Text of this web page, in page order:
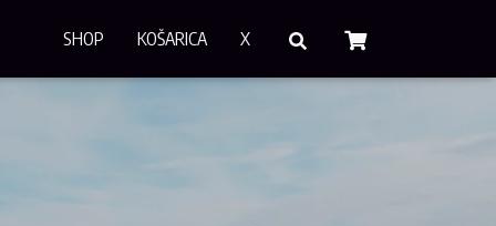
SHOP KOŠARICA X